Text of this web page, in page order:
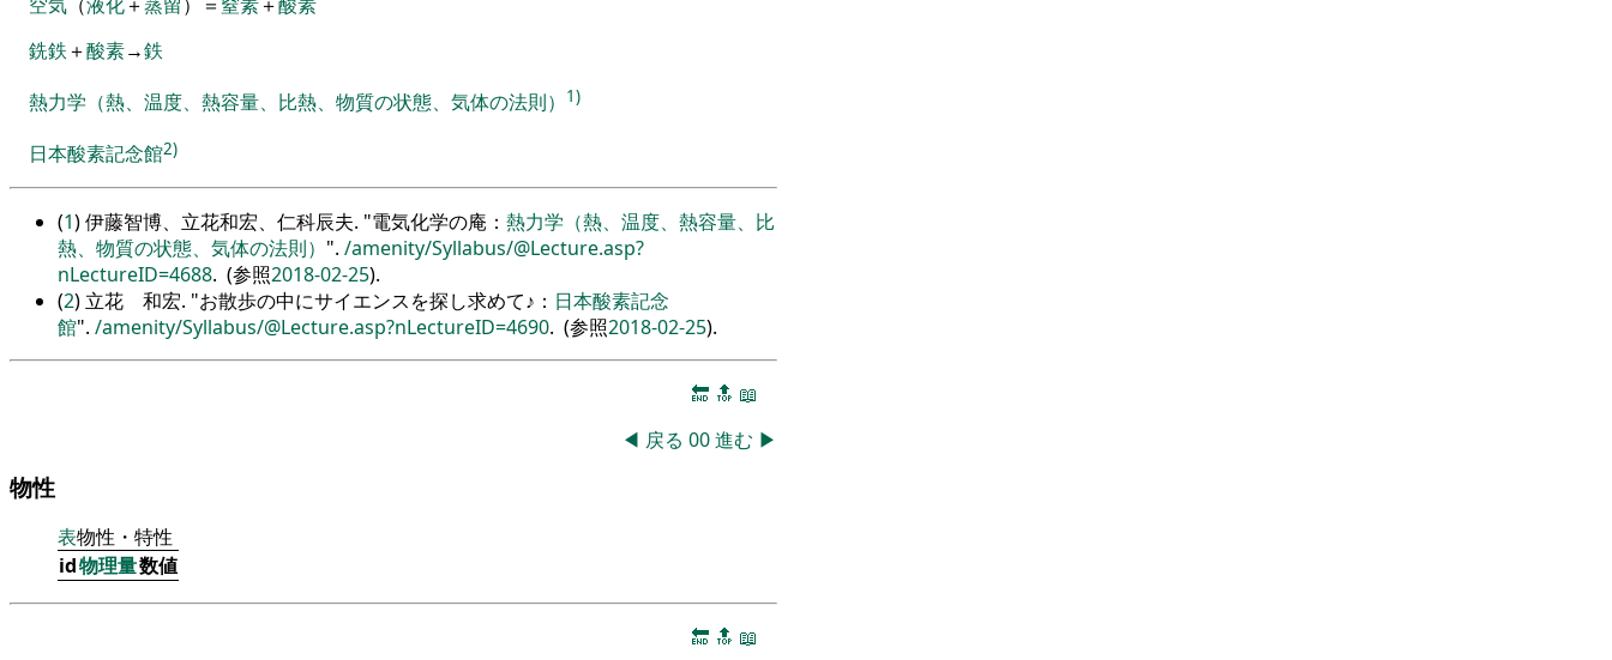
銑鉄＋酸素→鉄
熱力学（熱、温度、熱容量、比熱、物質の状態、気体の法則）
1)
日本酸素記念館2)
(1) 伊藤智博、立花和宏、仁科辰夫. 電気化学の庵： 熱力学（熱、温度、熱容量、比
熱、物質の状態、気体の法則）
. /amenity/Syllabus/@Lecture.asp?
nLectureID=4688. (参照2018-02-25).
(2) 立花 和宏. お散歩の中にサイエンスを探し求めて♪： 日本酸素記念
館 . /amenity/Syllabus/@Lecture.asp?nLectureID=4690. (参照2018-02-25).
🔚 🔝 📖
◀ 戻る 00進む ▶
物性
表物性・特性
id物理量数値
🔚 🔝 📖